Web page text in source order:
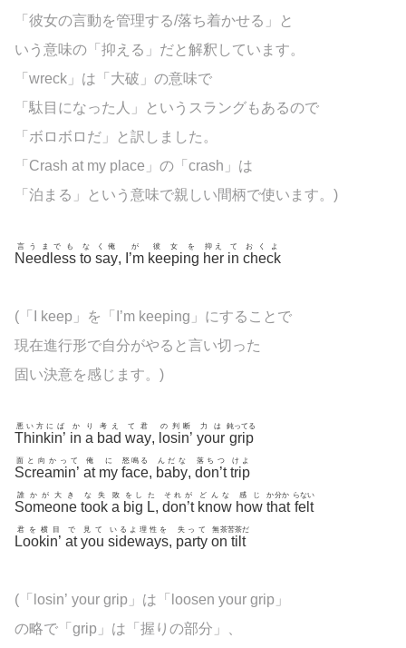
「彼女の言動を管理する/落ち着かせる」と
いう意味の「抑える」だと解釈しています。
「wreck」は「大破」の意味で
「駄目になった人」というスラングもあるので
「ボロボロだ」と訳しました。
「Crash at my place」の「crash」は
「泊まる」という意味で親しい間柄で使います。)
Needless
言うまでも
to
な
say
く俺
, I’m
が
keeping
彼女を
her
抑え
in
て
check
おくよ
(「I keep」を「I’m keeping」にすることで
現在進行形で自分がやると言い切った
固い決意を感じます。)
Thinkin’
悪い方にば
in
か
a
り
bad
考え
way
て君
, losin’
の判断
your
力は
grip
鈍ってる
Screamin’
面と向かって
at
俺
my
に
face
怒鳴る
, baby
んだな
, don’t
落ちつ
trip
けよ
Someone
誰かが大き
took
な失
a
敗
big
をし
L
た
, don’t
それが
know
どんな
how
感じ
that
か分か
felt
らない
Lookin’
君を横目
at
で
you
見て
sideways
いるよ理性を
, party
失って
on
無茶
tilt
苦茶だ
(「losin’ your grip」は「loosen your grip」
の略で「grip」は「握りの部分」、